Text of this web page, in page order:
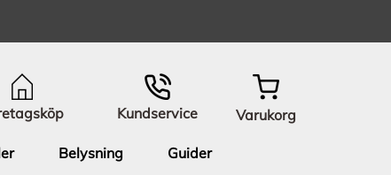
Kundservice Varukorg
Belysning
Guider